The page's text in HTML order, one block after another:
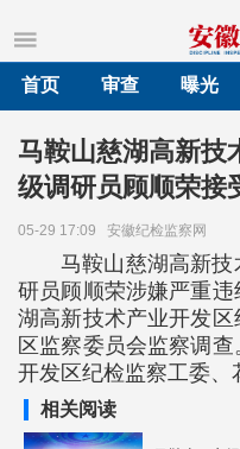
首页
审查 曝光
马鞍山慈湖高新技
级调研员顾顺荣接
05-29 17:09 安徽纪检监察网
马鞍山慈湖高新技
研员顾顺荣涉嫌严重
湖高新技术产业开发
区监察委员会监察调
开发区纪检监察工委、
相关阅读